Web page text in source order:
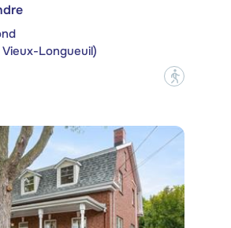
Longueuil)
?